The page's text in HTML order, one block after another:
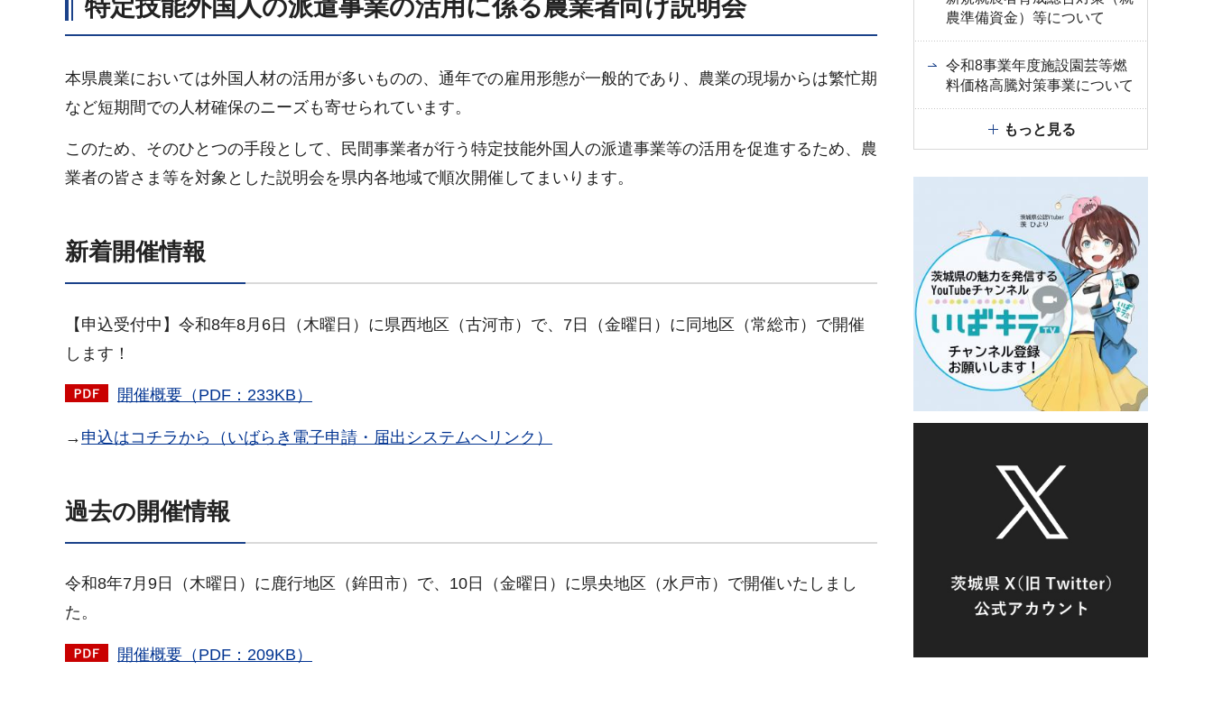
特定技能外国人の派遣事業の活用に係る農業者向け説明会
本県農業においては外国人材の活用が多いものの、通年での雇用形態が一般的であり、農業の現場からは繁忙期
など短期間での人材確保のニーズも寄せられています。
このため、そのひとつの手段として、民間事業者が行う特定技能外国人の派遣事業等の活用を促進するため、農
業者の皆さま等を対象とした説明会を県内各地域で順次開催してまいります。
新着開催情報
【申込受付中】令和8年8月6日（木曜日）に県西地区（古河市）で、7日（金曜日）に同地区（常総市）で開催
します！
開催概要（PDF：233KB）
→ 申込はコチラから（いばらき電子申請・届出システムへリンク）
過去の開催情報
令和8年7月9日（木曜日）に鹿行地区（鉾田市）で、10日（金曜日）に県央地区（水戸市）で開催いたしまし
た。
開催概要（PDF：209KB）
農準備資金）等について
令和8事業年度施設園芸等燃
料価格高騰対策事業について
もっと見る